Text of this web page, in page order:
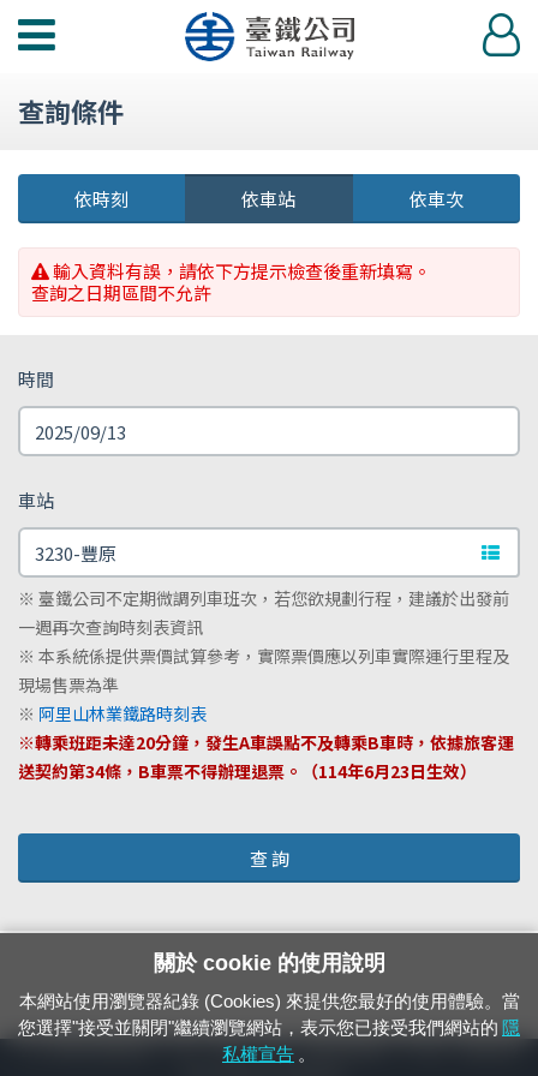
功
選
登
入
查詢條件
依時刻 依車站 依車次
輸入資料有誤，請依下方提示檢查後重新填寫。
查詢之日期區間不允許
時間
車站
文字
※ 臺鐵公司不定期微調列車班次，若您欲規劃行程，建議於出發前
一週再次查詢時刻表資訊
※ 本系統係提供票價試算參考，實際票價應以列車實際運行里程及
現場售票為準
※ 阿里山林業鐵路時刻表
※轉乘班距未達20分鐘，發生A車誤點不及轉乘B車時，依據旅客運
送契約第34條，B車票不得辦理退票。（114年6月23日生效）
查 詢
24小時緊急通報電話：1933（市話、手機，僅限發現軌道、平交道、橋樑及隧
關於 cookie 的使用說明
本網站使用瀏覽器紀錄 (Cookies) 來提供您最好的使用體驗。當
您選擇"接受並關閉"繼續瀏覽網站，表示您已接受我們網站的 隱
私權宣告 。